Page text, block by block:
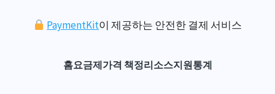
PaymentKit이 제공하는 안전한 결제 서비스
홈요금제가격 책정리소스지원통계